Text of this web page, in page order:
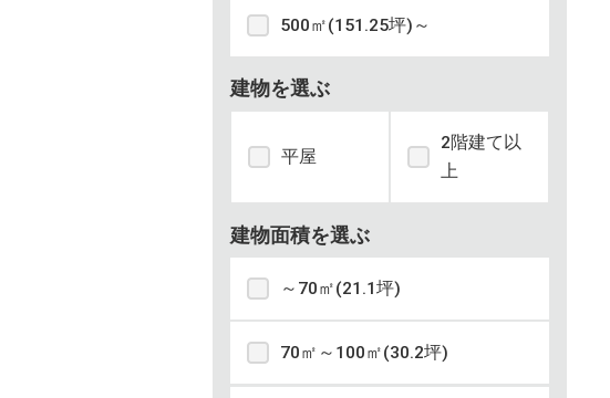
500㎡(151.25坪)～
建物を選ぶ
平屋
2階建て以
上
建物面積を選ぶ
～70㎡(21.1坪)
70㎡～100㎡(30.2坪)